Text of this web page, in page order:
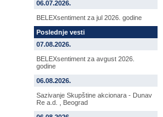
06.07.2026.
BELEXsentiment za jul 2026. godine
Poslednje vesti
07.08.2026.
BELEXsentiment za avgust 2026.
godine
06.08.2026.
Sazivanje Skupštine akcionara - Dunav
Re a.d. , Beograd